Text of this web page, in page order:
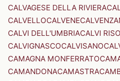
CALVAGESE DELLA RIVIERA
CALVELLOCALVENE
CALVI DELL'UMBRIACALVI
CALVIGNASCOCALVISANO
CAMAGNA MONFERRATO
CAMANDONACAMASTRA